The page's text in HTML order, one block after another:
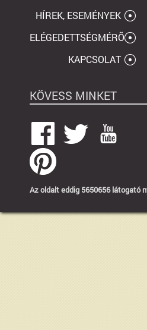
HÍREK, ESEMÉNYEK
ELÉGEDETTSÉGMÉRÕ
KAPCSOLAT
KÖVESS MINKET
Az oldalt eddig 5650656 látogató